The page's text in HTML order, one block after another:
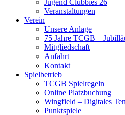
Jugend Clubbies 26
Veranstaltungen
Verein
Unsere Anlage
75 Jahre TCGB –
Mitgliedschaft
Anfahrt
Kontakt
Spielbetrieb
TCGB Spielregeln
Online Platzbuchung
Wingfield – Digitales
Punktspiele